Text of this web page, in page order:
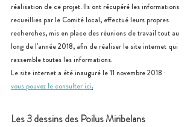
réalisation de ce projet. Ils ont récupéré les informations
recueillies par le Comité local, effectué leurs propres
recherches, mis en place des réunions de travail tout au
long de l’année 2018, afin de réaliser le site internet qui
rassemble toutes les informations.
Le site internet a été inauguré le 11 novembre 2018 :
vous pouvez le consulter ici.
Les 3 dessins des Poilus Miribelans